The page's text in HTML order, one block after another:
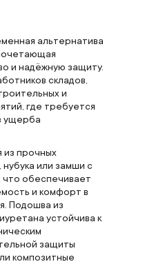
альтернатива
и надёжную защиту.
складов,
и
где требуется
ущерба
из прочных
или замши с
что обеспечивает
и комфорт в
Подошва из
устойчива к
защиты
композитные